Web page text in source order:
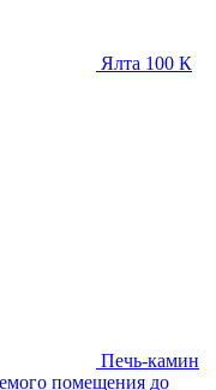
Ялта 100 К
Печь-камин
помещения до